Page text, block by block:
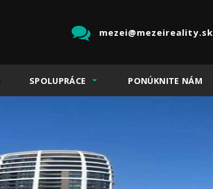
mezei@mezeireality.sk
SPOLUPRÁCE PONÚKNITE NÁM